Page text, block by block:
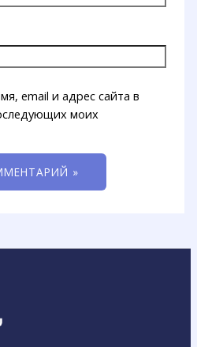
email и адрес сайта в
моих